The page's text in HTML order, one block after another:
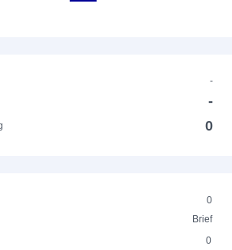
-
-
0
0
Brief
0